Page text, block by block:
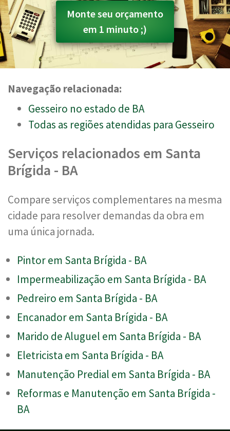
Monte seu orçamento
em 1 minuto ;)
Navegação relacionada:
Gesseiro no estado de BA
Todas as regiões atendidas para Gesseiro
Serviços relacionados em Santa
Brígida - BA
Compare serviços complementares na mesma
cidade para resolver demandas da obra em
uma única jornada.
Pintor em Santa Brígida - BA
Impermeabilização em Santa Brígida - BA
Pedreiro em Santa Brígida - BA
Encanador em Santa Brígida - BA
Marido de Aluguel em Santa Brígida - BA
Eletricista em Santa Brígida - BA
Manutenção Predial em Santa Brígida - BA
Reformas e Manutenção em Santa Brígida -
BA